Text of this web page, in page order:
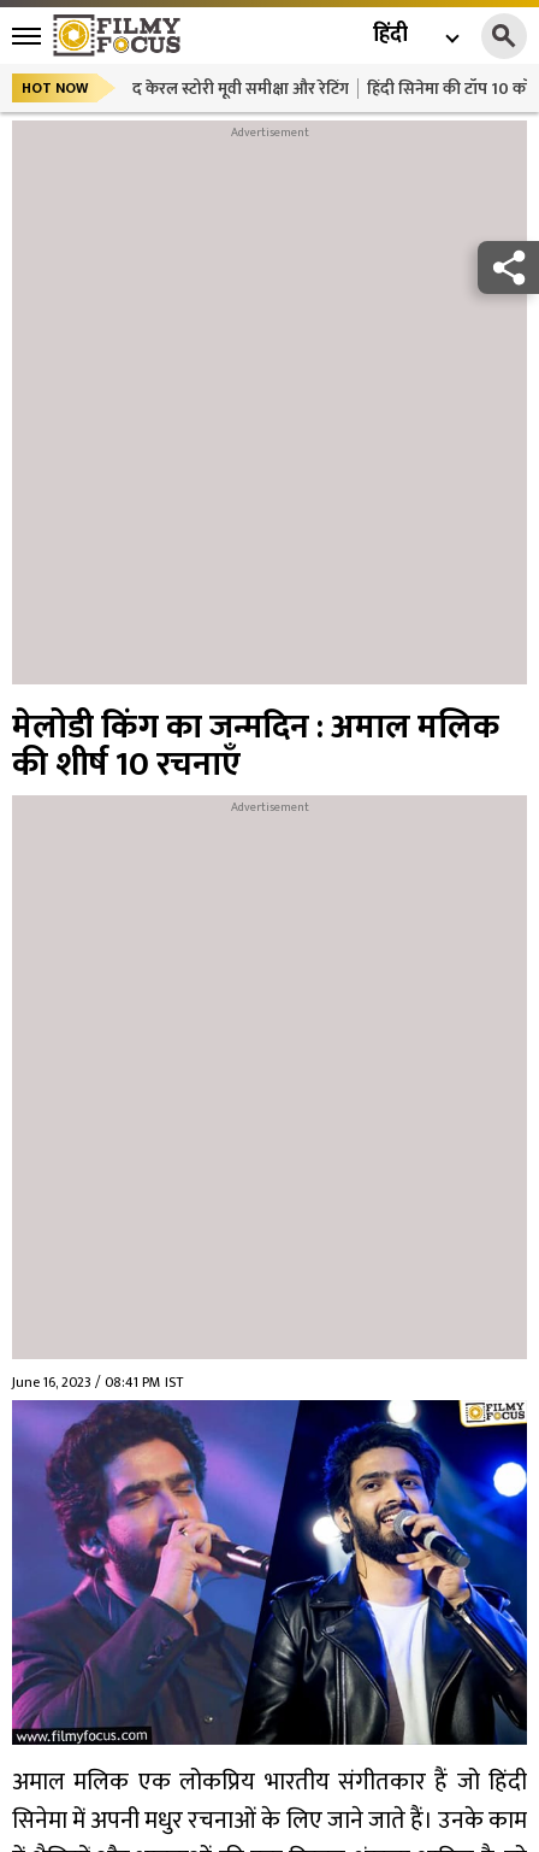
हिंदी
HOT NOW द केरल स्टोरी मूवी समीक्षा और रेटिंग हिंदी सिनेमा की टॉप 10
मेलोडी किंग का जन्मदिन : अमाल मलिक
की शीर्ष 10 रचनाएँ
June 16, 2023 / 08:41 PM IST
अमाल मलिक एक लोकप्रिय भारतीय संगीतकार हैं जो हिंदी
सिनेमा में अपनी मधुर रचनाओं के लिए जाने जाते हैं। उनके काम